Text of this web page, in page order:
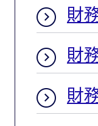
財
財
財